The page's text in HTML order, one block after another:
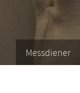
Messdiener